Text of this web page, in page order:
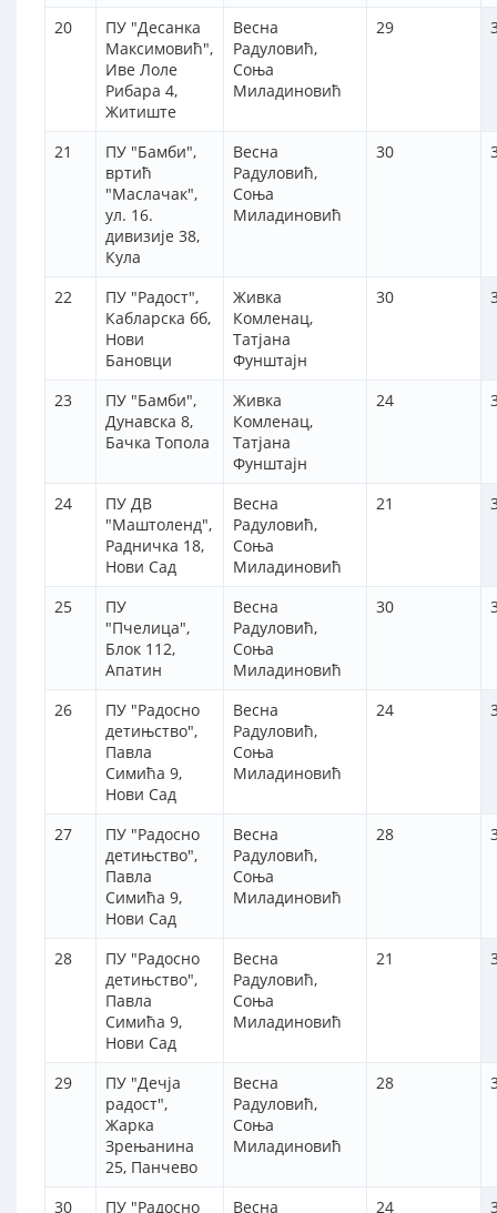
20
ПУ "Десанка
Максимовић",
Иве Лоле
Рибара 4,
Житиште
Весна
Радуловић,
Соња
Миладиновић
29
21
ПУ "Бамби",
вртић
"Маслачак",
ул. 16.
дивизије 38,
Кула
Весна
Радуловић,
Соња
Миладиновић
30
22
ПУ "Радост",
Кабларска бб,
Нови
Бановци
Живка
Комленац,
Татјана
Фунштајн
30
23
ПУ "Бамби",
Дунавска 8,
Бачка Топола
Живка
Комленац,
Татјана
Фунштајн
24
24
ПУ ДВ
"Маштоленд",
Радничка 18,
Нови Сад
Весна
Радуловић,
Соња
Миладиновић
21
25
ПУ
"Пчелица",
Блок 112,
Апатин
Весна
Радуловић,
Соња
Миладиновић
30
26
ПУ "Радосно
детињство",
Павла
Симића 9,
Нови Сад
Весна
Радуловић,
Соња
Миладиновић
24
27
ПУ "Радосно
детињство",
Павла
Симића 9,
Нови Сад
Весна
Радуловић,
Соња
Миладиновић
28
28
ПУ "Радосно
детињство",
Павла
Симића 9,
Нови Сад
Весна
Радуловић,
Соња
Миладиновић
21
29
ПУ "Дечја
радост",
Жарка
Зрењанина
25, Панчево
Весна
Радуловић,
Соња
Миладиновић
28
30 ПУ "Радосно Весна 24